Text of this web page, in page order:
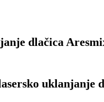
dlačica
uklanjanje